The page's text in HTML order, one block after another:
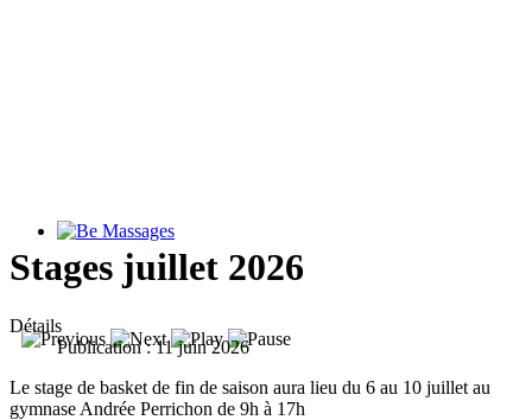
Stages juillet 2026
Détails
Publication : 11 juin 2026
Le stage de basket de fin de saison aura lieu du 6 au 10 juillet au
gymnase Andrée Perrichon de 9h à 17h